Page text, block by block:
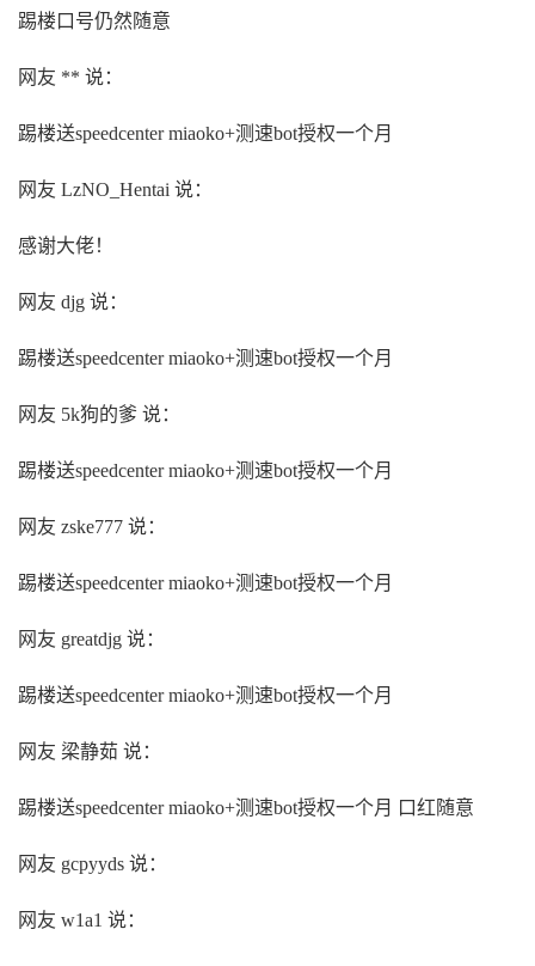
踢楼口号仍然随意
网友 ** 说：
踢楼送speedcenter miaoko+测速bot授权一个月
网友 LzNO_Hentai 说：
感谢大佬！
网友 djg 说：
踢楼送speedcenter miaoko+测速bot授权一个月
网友 5k狗的爹 说：
踢楼送speedcenter miaoko+测速bot授权一个月
网友 zske777 说：
踢楼送speedcenter miaoko+测速bot授权一个月
网友 greatdjg 说：
踢楼送speedcenter miaoko+测速bot授权一个月
网友 梁静茹 说：
踢楼送speedcenter miaoko+测速bot授权一个月 口红随意
网友 gcpyyds 说：
网友 w1a1 说：